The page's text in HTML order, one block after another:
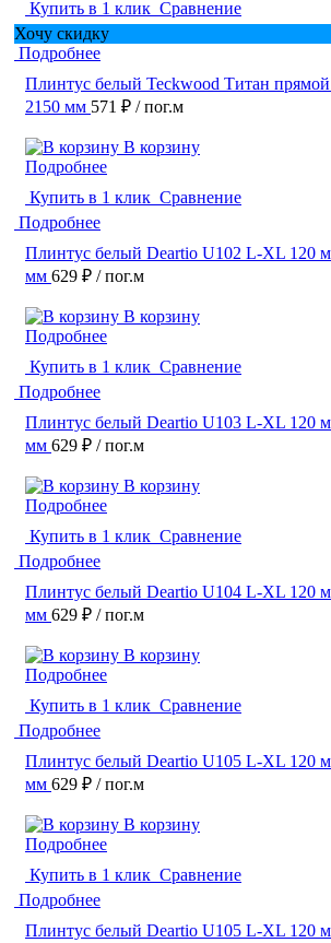
Купить в 1 клик Сравнение
Хочу скидку
Подробнее
Плинтус белый Teckwood Титан
2150 мм 571 ₽ / пог.м
В корзину
Подробнее
Купить в 1 клик Сравнение
Подробнее
Плинтус белый Deartio U102 L-XL 120
мм 629 ₽ / пог.м
В корзину
Подробнее
Купить в 1 клик Сравнение
Подробнее
Плинтус белый Deartio U103 L-XL 120
мм 629 ₽ / пог.м
В корзину
Подробнее
Купить в 1 клик Сравнение
Подробнее
Плинтус белый Deartio U104 L-XL 120
мм 629 ₽ / пог.м
В корзину
Подробнее
Купить в 1 клик Сравнение
Подробнее
Плинтус белый Deartio U105 L-XL 120
мм 629 ₽ / пог.м
В корзину
Подробнее
Купить в 1 клик Сравнение
Подробнее
Плинтус белый Deartio U105 L-XL 120